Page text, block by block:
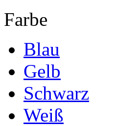
Farbe
Blau
Gelb
Schwarz
Weiß